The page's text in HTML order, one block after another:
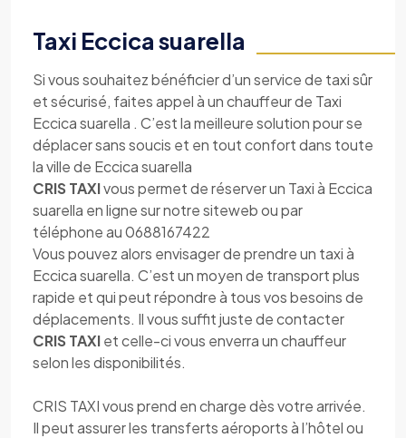
Taxi Eccica suarella
Si vous souhaitez bénéficier d’un service de taxi sûr
et sécurisé, faites appel à un chauffeur de Taxi
Eccica suarella . C’est la meilleure solution pour se
déplacer sans soucis et en tout confort dans toute
la ville de Eccica suarella
CRIS TAXIvous permet de réserver un Taxi à Eccica
suarella en ligne sur notre siteweb ou par
téléphone au 0688167422
Vous pouvez alors envisager de prendre un taxi à
Eccica suarella. C’est un moyen de transport plus
rapide et qui peut répondre à tous vos besoins de
déplacements. Il vous suffit juste de contacter
CRIS TAXIet celle-ci vous enverra un chauffeur
selon les disponibilités.
CRIS TAXI vous prend en charge dès votre arrivée.
Il peut assurer les transferts aéroports à l’hôtel ou